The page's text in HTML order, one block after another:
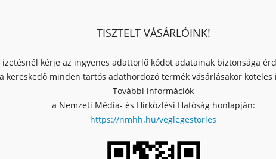
TISZTELT VÁSÁRLÓINK!
kérje az ingyenes adattörlő kódot adatainak biztonsága
kereskedő minden tartós adathordozó termék vásárlásakor
További információk
a Nemzeti Média- és Hírközlési Hatóság honlapján:
https://nmhh.hu/veglegestorles